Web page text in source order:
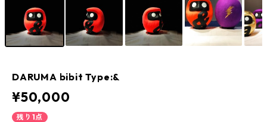
DARUMA bibit Type:&
¥50,000
残り1点